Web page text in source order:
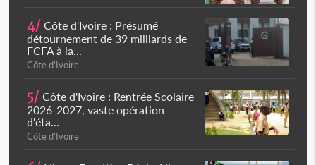
4/ Côte d'Ivoire : Présumé
détournement de 39 milliards de
FCFA à la...
Côte d'Ivoire
5/ Côte d'Ivoire : Rentrée Scolaire
2026-2027, vaste opération
d'éta...
Côte d'Ivoire